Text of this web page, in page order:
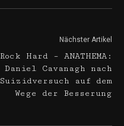
Nächster Artikel
Rock Hard – ANATHEMA:
Daniel Cavanagh nach
Suizidversuch auf dem
Wege der Besserung